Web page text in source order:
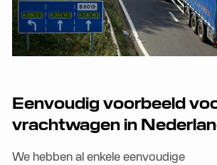
Eenvoudig voorbeeld
vrachtwagen in
We hebben al enkele eenvoudige